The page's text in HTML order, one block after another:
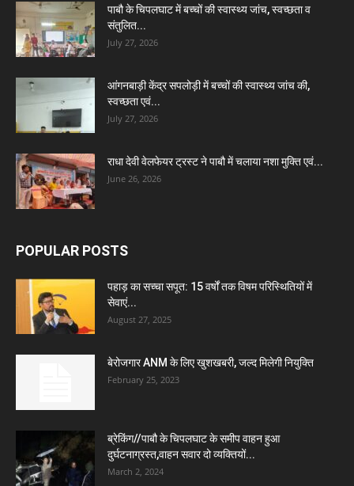
पाबौ के चिपलघाट में बच्चों की स्वास्थ्य जांच, स्वच्छता व
संतुलित...
July 27, 2026
आंगनबाड़ी केंद्र सपलोड़ी में बच्चों की स्वास्थ्य जांच की,
स्वच्छता एवं...
July 27, 2026
राधा देवी वेलफेयर ट्रस्ट ने पाबौ में चलाया नशा मुक्ति एवं...
June 26, 2026
POPULAR POSTS
पहाड़ का सच्चा सपूत: 15 वर्षों तक विषम परिस्थितियों में
सेवाएं...
August 27, 2025
बेरोजगार ANM के लिए खुशखबरी, जल्द मिलेगी नियुक्ति
February 25, 2023
ब्रेकिंग//पाबौ के चिपलघाट के समीप वाहन हुआ
दुर्घटनाग्रस्त,वाहन सवार दो व्यक्तियों...
March 2, 2024